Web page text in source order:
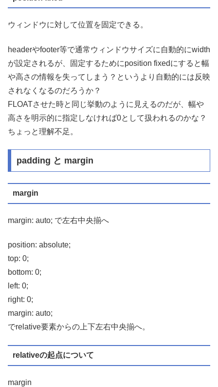
ウィンドウに対して位置を固定できる。
headerやfooter等で通常ウィンドウサイズに自動的にwidth
が設定されるが、固定するためにposition fixedにすると幅
や高さの情報を失ってしまう？というより自動的には反映
されなくなるのだろうか？
FLOATさせた時と同じ挙動のように見えるのだが、幅や
高さを明示的に指定しなければ0として扱われるのかな？
ちょっと理解不足。
padding と margin
margin
margin: auto; で左右中央揃へ
position: absolute;
top: 0;
bottom: 0;
left: 0;
right: 0;
margin: auto;
でrelative要素からの上下左右中央揃へ。
relativeの起点について
margin